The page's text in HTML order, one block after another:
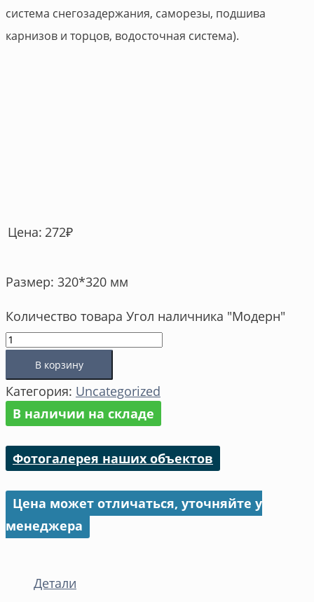
система снегозадержания, саморезы, подшива
карнизов и торцов, водосточная система).
Цена: 272₽
Размер: 320*320 мм
Количество товара Угол наличника "Модерн"
В корзину
Категория: Uncategorized
В наличии на складе
Фотогалерея наших объектов
Цена может отличаться, уточняйте у
менеджера
Детали